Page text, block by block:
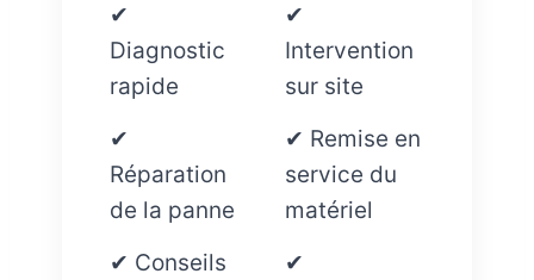
✔
Diagnostic
rapide
✔
Intervention
sur site
✔
Réparation
de la panne
✔ Remise en
service du
matériel
✔ Conseils
✔